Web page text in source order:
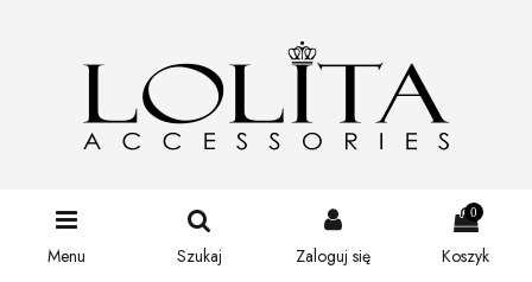
Menu Szukaj Zaloguj się
0
Koszyk